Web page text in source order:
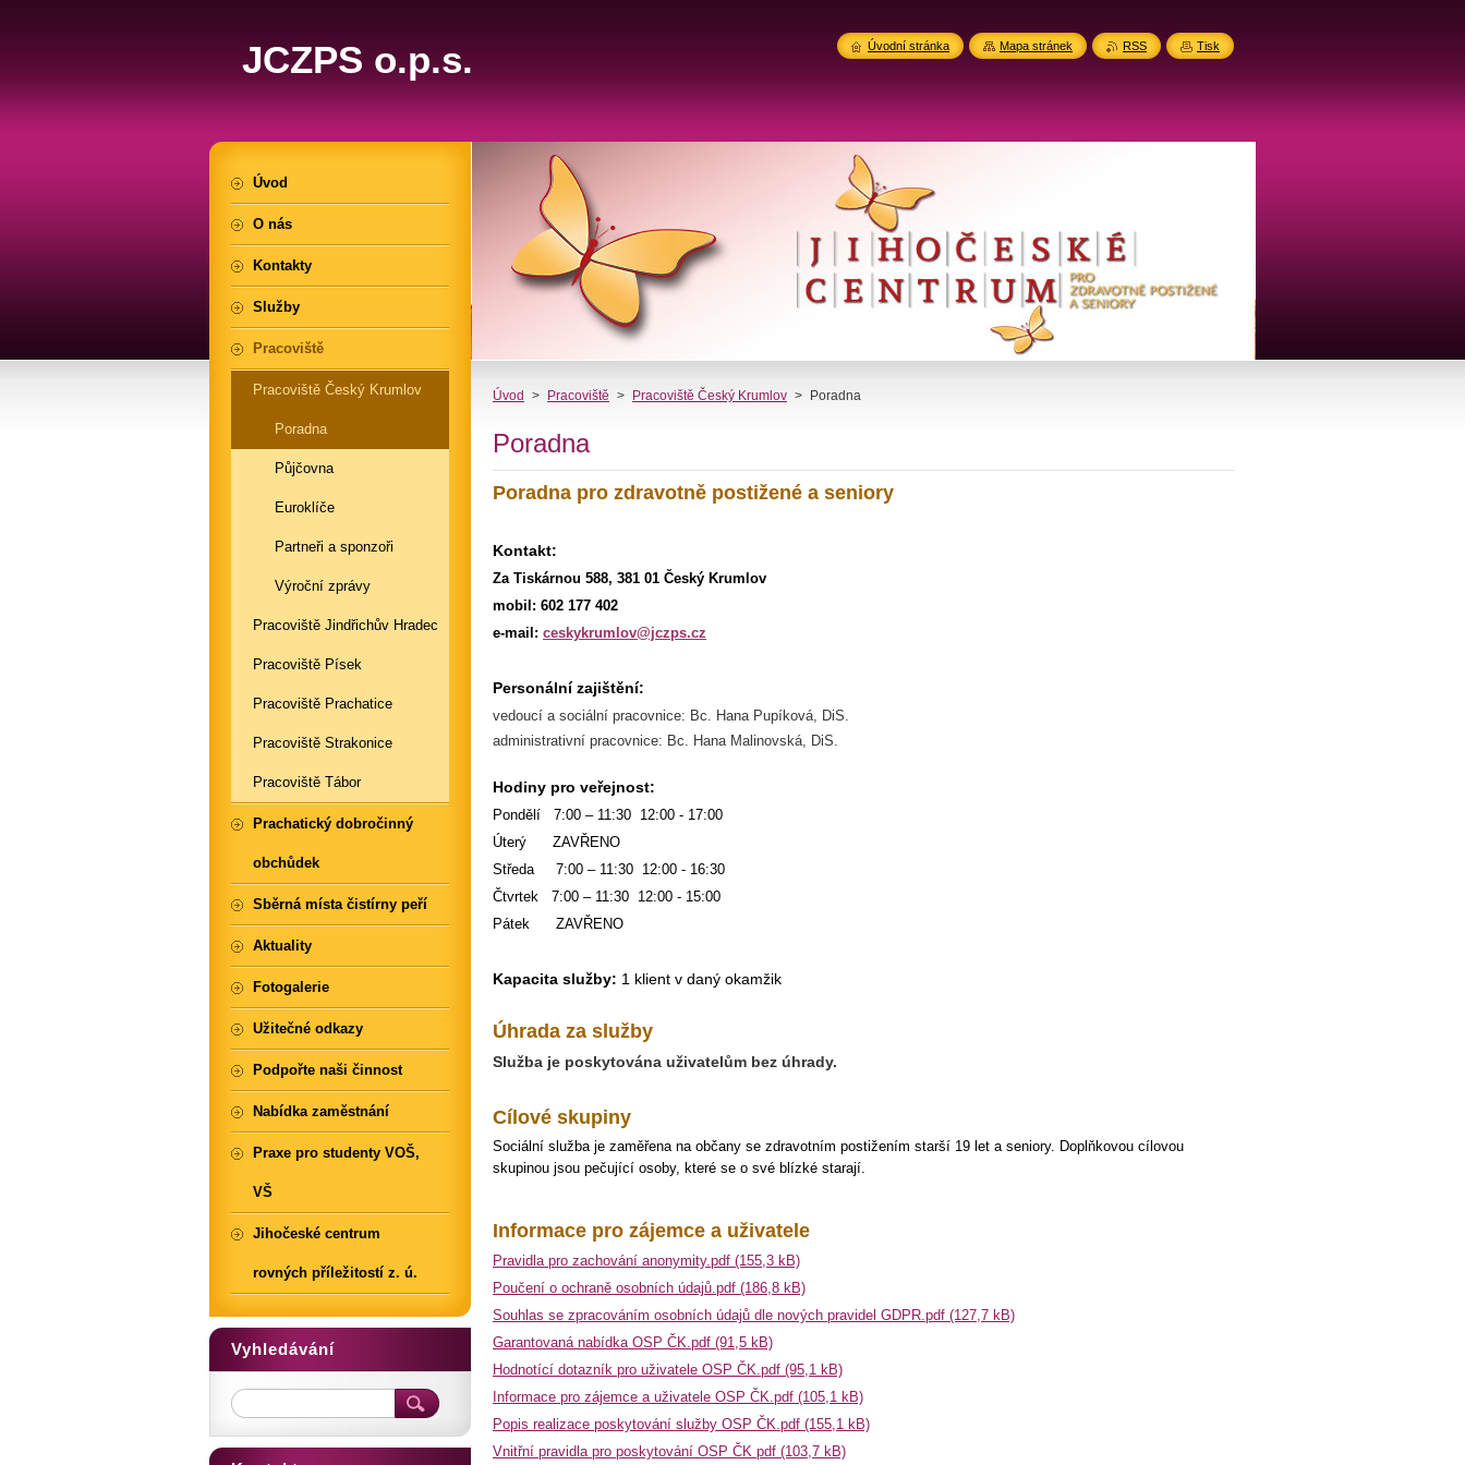
JCZPS o.p.s.
Úvod > Pracoviště > Pracoviště Český Krumlov > Poradna
Poradna
Poradna pro zdravotně postižené a seniory
Kontakt:
Za Tiskárnou 588, 381 01 Český Krumlov
mobil: 602 177 402
e-mail: ceskykrumlov@jczps.cz
Personální zajištění:
vedoucí a sociální pracovnice: Bc. Hana Pupíková, DiS.
administrativní pracovnice: Bc. Hana Malinovská, DiS.
Hodiny pro veřejnost:
Pondělí 7:00 – 11:30 12:00 - 17:00
Úterý ZAVŘENO
Středa 7:00 – 11:30 12:00 - 16:30
Čtvrtek 7:00 – 11:30 12:00 - 15:00
Pátek ZAVŘENO
Kapacita služby: 1 klient v daný okamžik
Úhrada za služby
Služba je poskytována uživatelům bez úhrady.
Cílové skupiny
Sociální služba je zaměřena na občany se zdravotním postižením starší 19 let a seniory. Doplňkovou cílovou
skupinou jsou pečující osoby, které se o své blízké starají.
Informace pro zájemce a uživatele
Pravidla pro zachování anonymity.pdf (155,3 kB)
Poučení o ochraně osobních údajů.pdf (186,8 kB)
Souhlas se zpracováním osobních údajů dle nových pravidel GDPR.pdf (127,7 kB)
Garantovaná nabídka OSP ČK.pdf (91,5 kB)
Hodnotící dotazník pro uživatele OSP ČK.pdf (95,1 kB)
Informace pro zájemce a uživatele OSP ČK.pdf (105,1 kB)
Popis realizace poskytování služby OSP ČK.pdf (155,1 kB)
Vnitřní pravidla pro poskytování OSP ČK pdf (103,7 kB)
Úvod
O nás
Kontakty
Služby
Pracoviště
Pracoviště Český Krumlov
Poradna
Půjčovna
Euroklíče
Partneři a sponzoři
Výroční zprávy
Pracoviště Jindřichův Hradec
Pracoviště Písek
Pracoviště Prachatice
Pracoviště Strakonice
Pracoviště Tábor
Prachatický dobročinný
obchůdek
Sběrná místa čistírny peří
Aktuality
Fotogalerie
Užitečné odkazy
Podpořte naši činnost
Nabídka zaměstnání
Praxe pro studenty VOŠ,
VŠ
Jihočeské centrum
rovných příležitostí z. ú.
Vyhledávání
Úvodní stránka Mapa stránek RSS Tisk